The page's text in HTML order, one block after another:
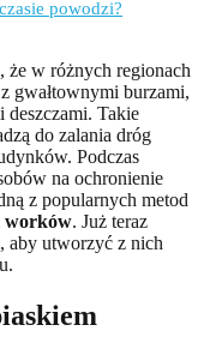
powodzi?
że w różnych regionach
gwałtownymi burzami,
Takie
do zalania dróg
Podczas
na ochronienie
z popularnych metod
worków. Już teraz
, aby utworzyć z nich